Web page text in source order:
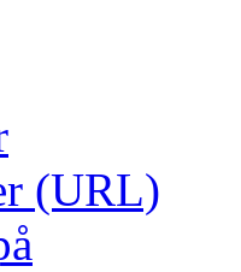
(URL)